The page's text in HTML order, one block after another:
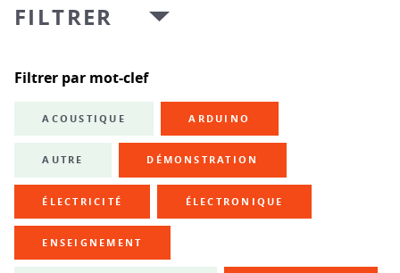
FILTRER
Filtrer par mot-clef
ACOUSTIQUE ARDUINO
AUTRE DÉMONSTRATION
ÉLECTRICITÉ ÉLECTRONIQUE
ENSEIGNEMENT